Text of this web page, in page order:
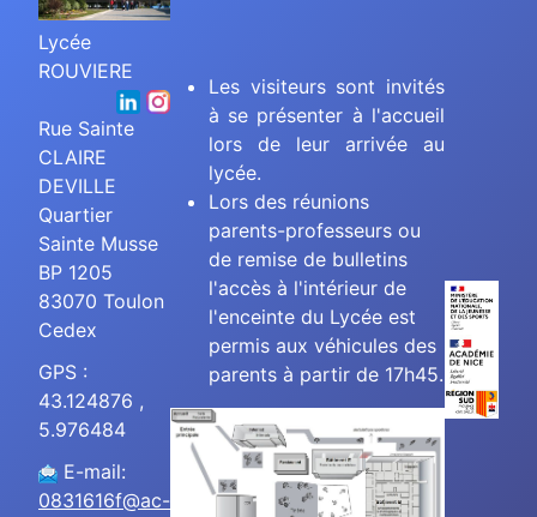
Lycée
ROUVIERE
Rue Sainte
CLAIRE
DEVILLE
Quartier
Sainte Musse
BP 1205
83070 Toulon
Cedex
GPS :
43.124876 ,
5.976484
E-mail:
0831616f@ac-
Les visiteurs sont invités
à se présenter à l'accueil
lors de leur arrivée au
lycée.
Lors des réunions
parents-professeurs ou
de remise de bulletins
l'accès à l'intérieur de
l'enceinte du Lycée est
permis aux véhicules des
parents à partir de 17h45.